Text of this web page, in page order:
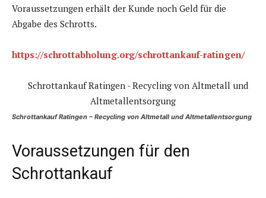
Voraussetzungen erhält der Kunde noch Geld für die
Abgabe des Schrotts.
https://schrottabholung.org/schrottankauf-ratingen/
Schrottankauf Ratingen – Recycling von Altmetall und Altmetallentsorgung
Voraussetzungen für den
Schrottankauf